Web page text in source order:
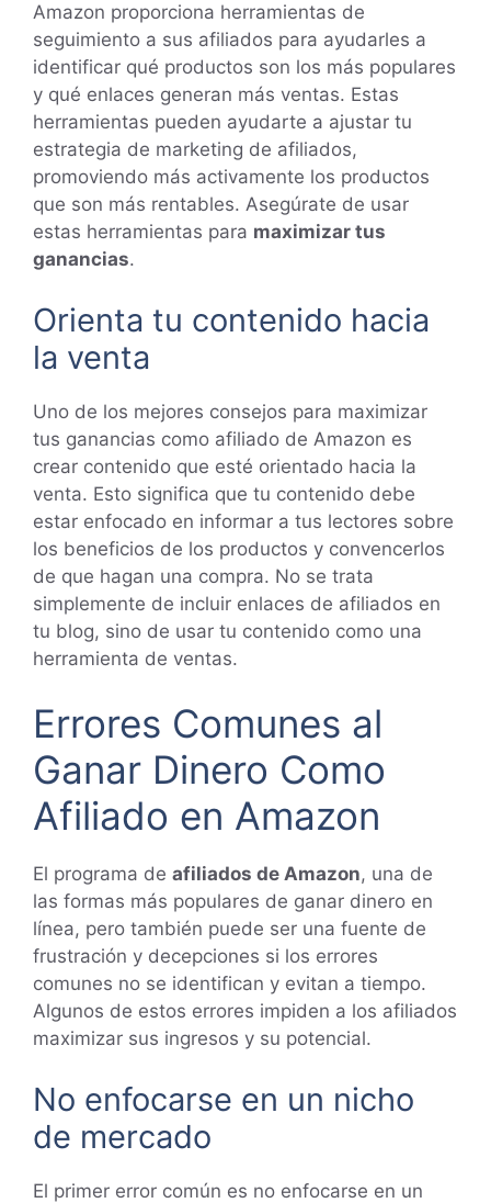
Amazon proporciona herramientas de
seguimiento a sus afiliados para ayudarles a
identificar qué productos son los más populares
y qué enlaces generan más ventas. Estas
herramientas pueden ayudarte a ajustar tu
estrategia de marketing de afiliados,
promoviendo más activamente los productos
que son más rentables. Asegúrate de usar
estas herramientas para maximizar tus
ganancias.
Orienta tu contenido hacia
la venta
Uno de los mejores consejos para maximizar
tus ganancias como afiliado de Amazon es
crear contenido que esté orientado hacia la
venta. Esto significa que tu contenido debe
estar enfocado en informar a tus lectores sobre
los beneficios de los productos y convencerlos
de que hagan una compra. No se trata
simplemente de incluir enlaces de afiliados en
tu blog, sino de usar tu contenido como una
herramienta de ventas.
Errores Comunes al
Ganar Dinero Como
Afiliado en Amazon
El programa de afiliados de Amazon, una de
las formas más populares de ganar dinero en
línea, pero también puede ser una fuente de
frustración y decepciones si los errores
comunes no se identifican y evitan a tiempo.
Algunos de estos errores impiden a los afiliados
maximizar sus ingresos y su potencial.
No enfocarse en un nicho
de mercado
El primer error común es no enfocarse en un